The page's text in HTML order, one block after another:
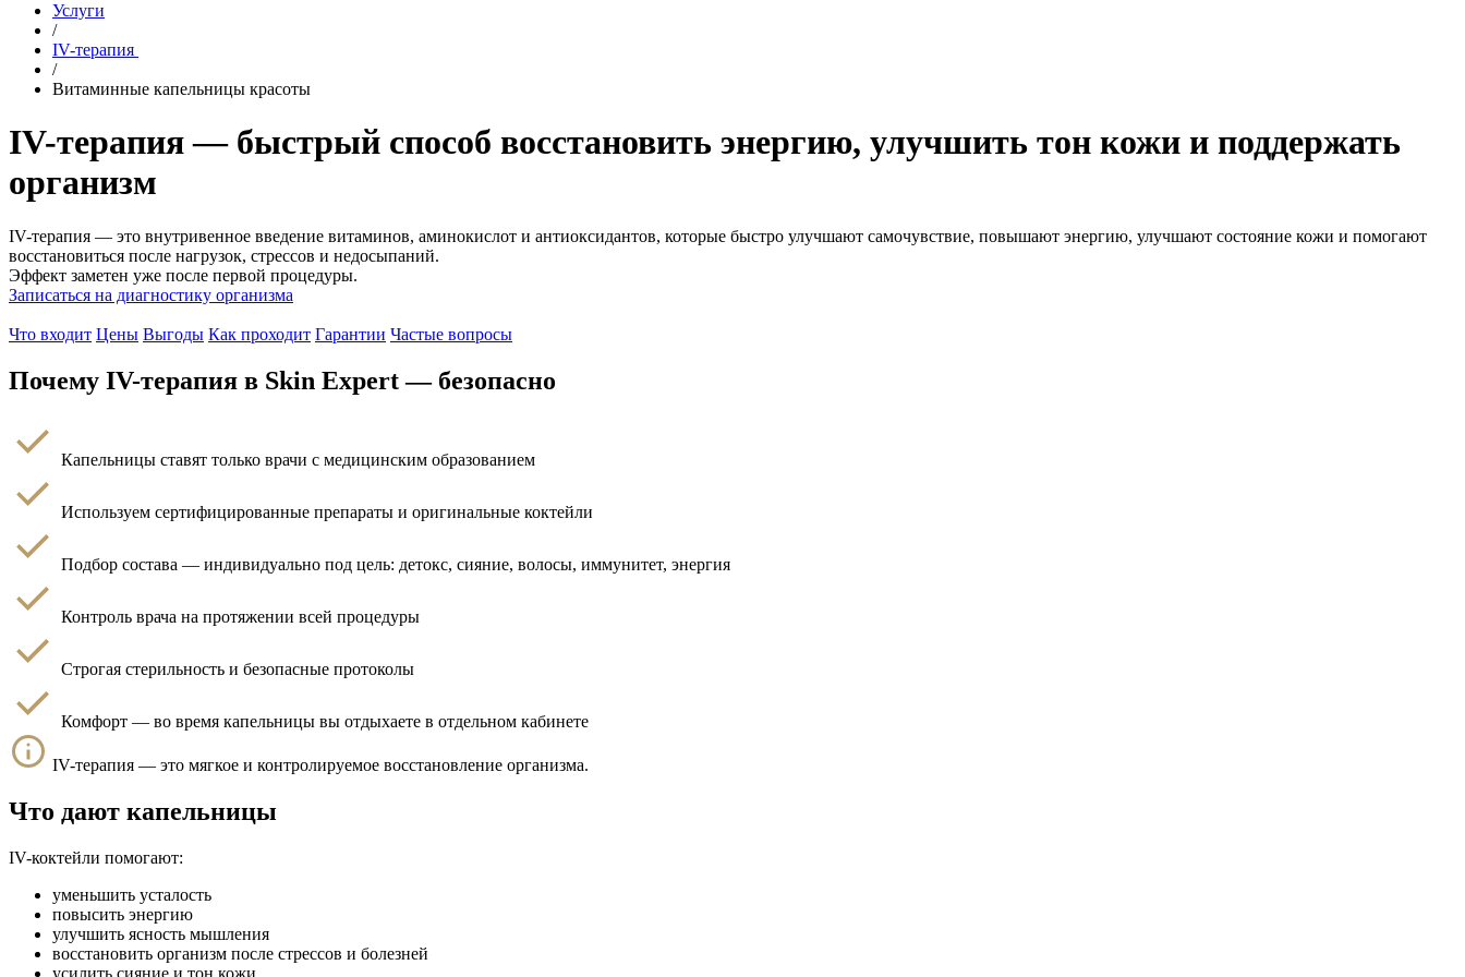
Услуги
/
IV-терапия
/
Витаминные капельницы красоты
IV-терапия — быстрый способ восстановить энергию, улучшить тон кожи и поддержать
организм
IV-терапия — это внутривенное введение витаминов, аминокислот и антиоксидантов, которые быстро улучшают самочувствие, повышают энергию, улучшают состояние кожи и помогают
восстановиться после нагрузок, стрессов и недосыпаний.
Эффект заметен уже после первой процедуры.
Записаться на диагностику организма
Что входит Цены Выгоды Как проходит Гарантии Частые вопросы
Почему IV-терапия в Skin Expert — безопасно
Капельницы ставят только врачи с медицинским образованием
Используем сертифицированные препараты и оригинальные коктейли
Подбор состава — индивидуально под цель: детокс, сияние, волосы, иммунитет, энергия
Контроль врача на протяжении всей процедуры
Строгая стерильность и безопасные протоколы
Комфорт — во время капельницы вы отдыхаете в отдельном кабинете
IV-терапия — это мягкое и контролируемое восстановление организма.
Что дают капельницы
IV-коктейли помогают:
уменьшить усталость
повысить энергию
улучшить ясность мышления
восстановить организм после стрессов и болезней
усилить сияние и тон кожи